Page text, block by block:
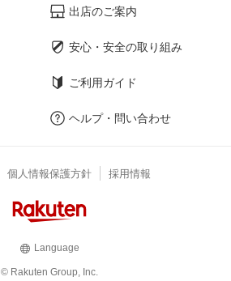
出店のご案内
安心・安全の取り組み
ご利用ガイド
ヘルプ・問い合わせ
個人情報保護方針 採用情報
Language
© Rakuten Group, Inc.